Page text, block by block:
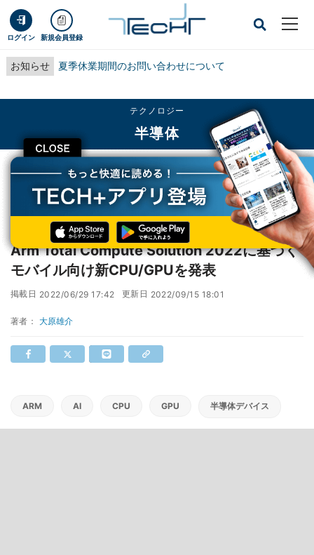
ログイン 新規会員登録
お知らせ 夏季休業期間のお問い合わせについて
CLOSE
テクノロジー
半導体
TECH+ テクノロジー
半導体
Arm Total Compute Solution 2022に基づくモバイル向け新CPU/GPUを発表
Arm Total Compute Solution 2022に基づく
モバイル向け新CPU/GPUを発表
掲載日 2022/06/29 17:42 更新日 2022/09/15 18:01
著者： 大原雄介
ARM AI CPU GPU 半導体デバイス